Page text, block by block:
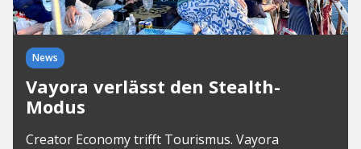
News
Vayora verlässt den Stealth-
Modus
Creator Economy trifft Tourismus. Vayora